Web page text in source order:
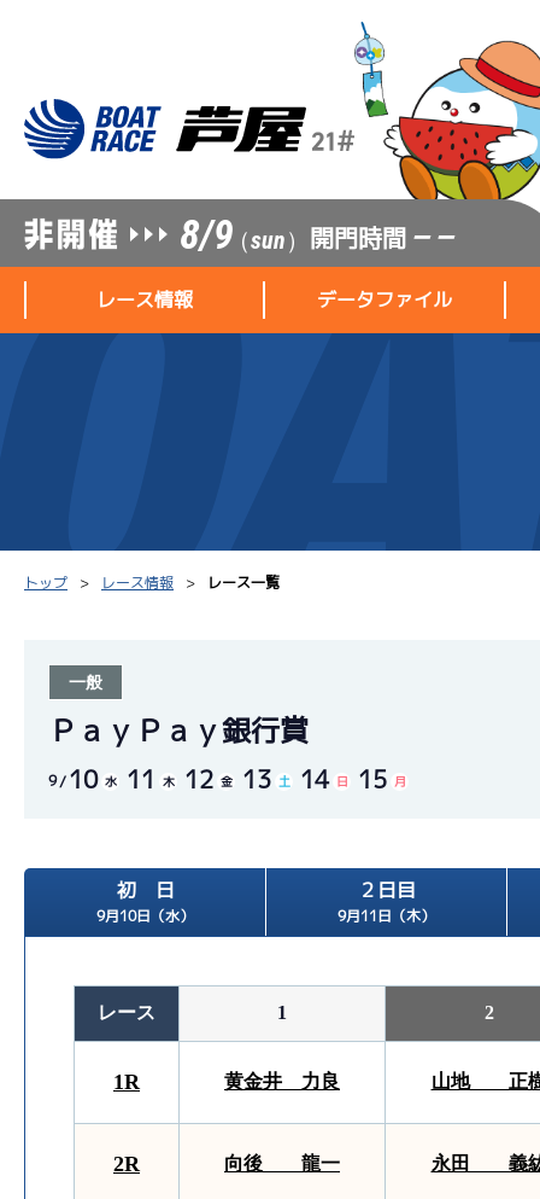
8/9（sun） 開門時間 — —
レース情報
シリーズインデックス
レース結果一覧
モーター抽選結果・
前検タイムランキング
データファイル
ボートデータ
水面特性・進入コース別
トップ レース情報 レース一覧
一般
ＰａｙＰａｙ銀行賞
9 10 水 11 木 12 金 13 土 14 日 15 月
初 日
9月10日（水）
２日目
9月11日（木）
レース 1 2
1R 黄金井 力良 山地 正
2R 向後 龍一 永田 義